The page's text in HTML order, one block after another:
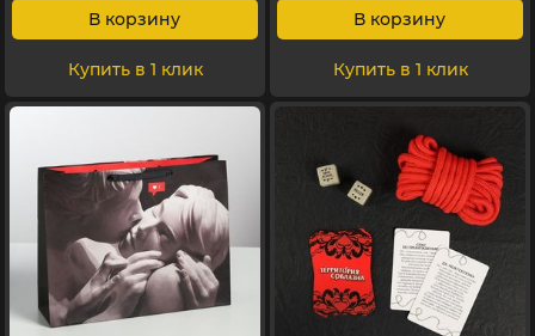
В корзину
Купить в 1 клик
В корзину
Купить в 1 клик